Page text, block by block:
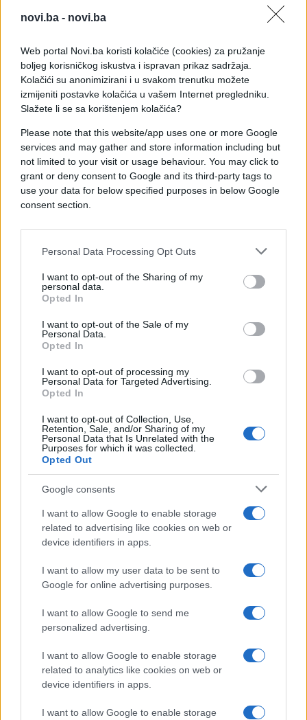
novi.ba - novi.ba
Web portal Novi.ba koristi kolačiće (cookies) za pružanje
boljeg korisničkog iskustva i ispravan prikaz sadržaja.
Kolačići su anonimizirani i u svakom trenutku možete
izmijeniti postavke kolačića u vašem Internet pregledniku.
Slažete li se sa korištenjem kolačića?
Please note that this website/app uses one or more Google
services and may gather and store information including but
not limited to your visit or usage behaviour. You may click to
grant or deny consent to Google and its third-party tags to
use your data for below specified purposes in below Google
consent section.
Personal Data Processing Opt Outs
I want to opt-out of the Sharing of my
personal data.
Opted In
I want to opt-out of the Sale of my
Personal Data.
Opted In
I want to opt-out of processing my
Personal Data for Targeted Advertising.
Opted In
I want to opt-out of Collection, Use,
Retention, Sale, and/or Sharing of my
Personal Data that Is Unrelated with the
Purposes for which it was collected.
Opted Out
Google consents
I want to allow Google to enable storage
related to advertising like cookies on web or
device identifiers in apps.
I want to allow my user data to be sent to
Google for online advertising purposes.
I want to allow Google to send me
personalized advertising.
I want to allow Google to enable storage
related to analytics like cookies on web or
device identifiers in apps.
I want to allow Google to enable storage
PORODICA I ZDRAVLJE
24.12.17. 23:52
UNIŠTAVA STANICE RAKA U SAMO 42 SATA: Sok
koji je izliječio više od 50 hiljada ljudi!
Saznaj više
ZDRAV ŽIVOT
Najzdravija juha koja skida DVA kilograma u
DESET dana
Saznaj više
PORODICA I ZDRAVLJE
28.11.17. 21:08